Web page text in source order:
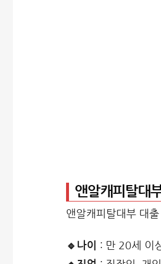
앤알캐피탈대
앤알캐피탈대부 대
🔹나이
: 만 20세 이